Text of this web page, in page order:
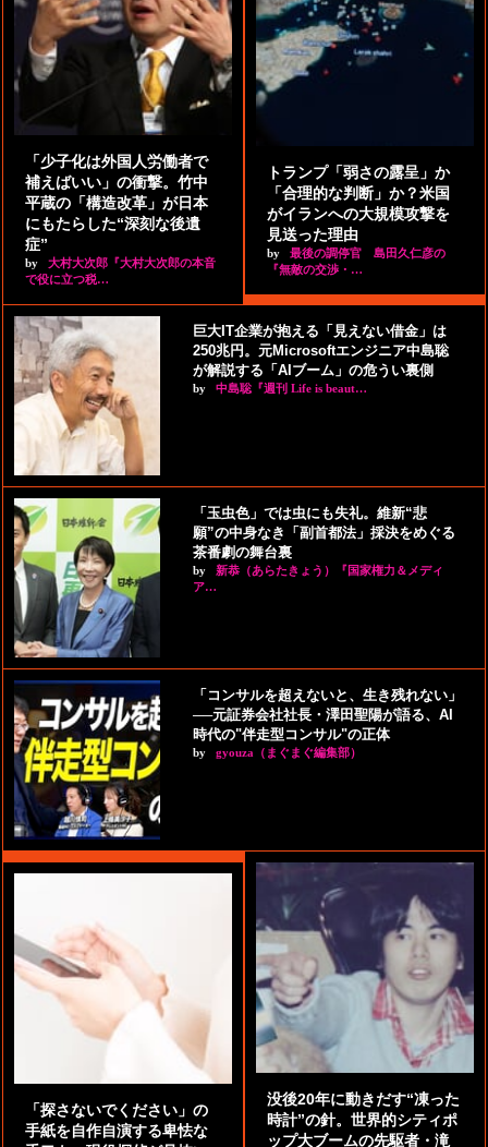
「少子化は外国人労働者で
補えばいい」の衝撃。竹中
平蔵の「構造改革」が日本
にもたらした“深刻な後遺
症”
by
大村大次郎『大村大次郎の本音
で役に立つ税…
トランプ「弱さの露呈」か
「合理的な判断」か？米国
がイランへの大規模攻撃を
見送った理由
by
最後の調停官 島田久仁彦の
『無敵の交渉・…
巨大IT企業が抱える「見えない借金」は
250兆円。元Microsoftエンジニア中島聡
が解説する「AIブーム」の危うい裏側
by 中島聡『週刊 Life is beaut…
「玉虫色」では虫にも失礼。維新“悲
願”の中身なき「副首都法」採決をめぐる
茶番劇の舞台裏
by
新恭（あらたきょう）『国家権力＆メディ
ア…
「コンサルを超えないと、生き残れない」
──元証券会社社長・澤田聖陽が語る、AI
時代の"伴走型コンサル"の正体
by gyouza（まぐまぐ編集部）
「探さないでください」の
手紙を自作自演する卑怯な
没後20年に動きだす“凍った
時計”の針。世界的シティポ
ップ大ブームの先駆者・滝